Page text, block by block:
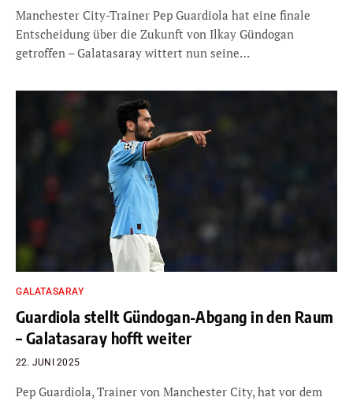
Manchester City-Trainer Pep Guardiola hat eine finale
Entscheidung über die Zukunft von Ilkay Gündogan
getroffen – Galatasaray wittert nun seine…
GALATASARAY
Guardiola stellt Gündogan-Abgang in den Raum
– Galatasaray hofft weiter
22. JUNI 2025
Pep Guardiola, Trainer von Manchester City, hat vor dem